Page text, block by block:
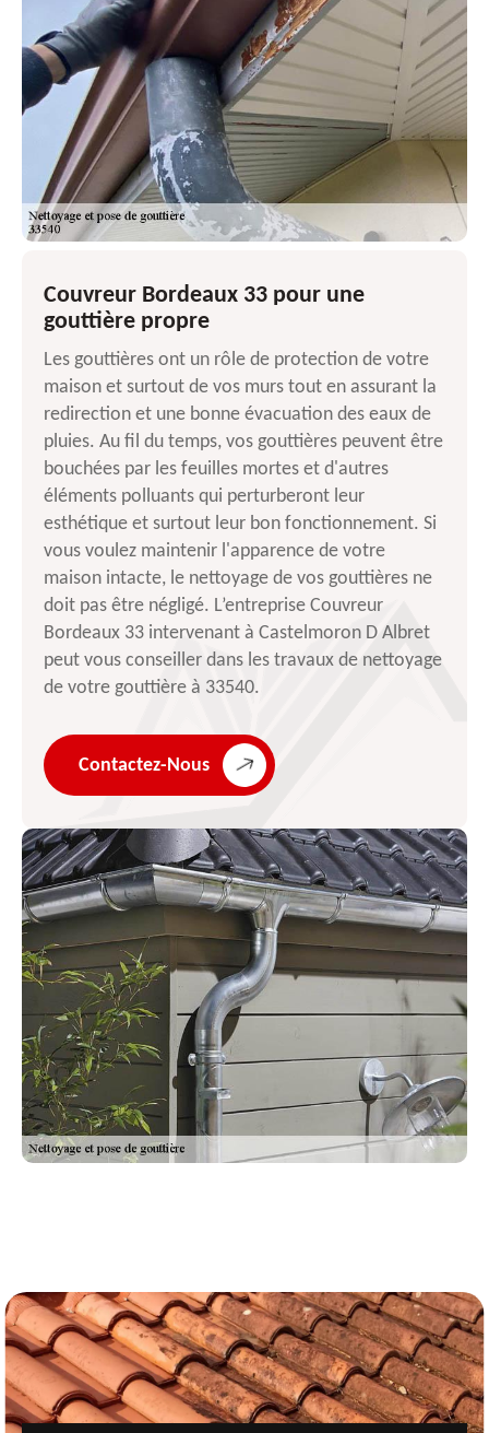
Couvreur Bordeaux 33 pour une
gouttière propre
Les gouttières ont un rôle de protection de votre
maison et surtout de vos murs tout en assurant la
redirection et une bonne évacuation des eaux de
pluies. Au fil du temps, vos gouttières peuvent être
bouchées par les feuilles mortes et d'autres
éléments polluants qui perturberont leur
esthétique et surtout leur bon fonctionnement. Si
vous voulez maintenir l'apparence de votre
maison intacte, le nettoyage de vos gouttières ne
doit pas être négligé. L’entreprise Couvreur
Bordeaux 33 intervenant à Castelmoron D Albret
peut vous conseiller dans les travaux de nettoyage
de votre gouttière à 33540.
Contactez-Nous